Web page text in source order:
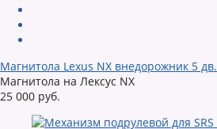
Магнитола Lexus NX внедорожник 5 дв.
Магнитола на Лексус NX
25 000 руб.